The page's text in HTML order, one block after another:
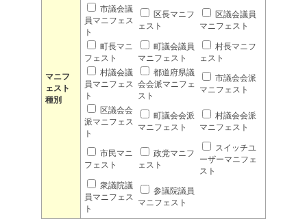
マニフ
ェスト
種別
市議会議
員マニフェス
ト
区長マニフ
ェスト
区議会議員
マニフェスト
町長マニ
フェスト
町議会議員
マニフェスト
村長マニフ
ェスト
村議会議
員マニフェス
ト
都道府県議
会会派マニフェ
スト
市議会会派
マニフェスト
区議会会
派マニフェス
ト
町議会会派
マニフェスト
村議会会派
マニフェスト
市民マニ
フェスト
政党マニフ
ェスト
スイッチユ
ーザーマニフェ
スト
衆議院議
員マニフェス
ト
参議院議員
マニフェスト